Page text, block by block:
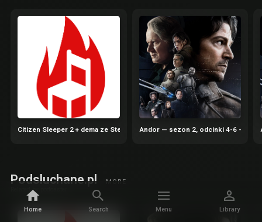
Home Search Menu Library
Citizen Sleeper 2 + dema ze Steam Next Fest | Gorące Krzesła 65
Andor — sezon 2, odcinki 4-6 —
Podsluchane.pl MORE
Related by podcaster